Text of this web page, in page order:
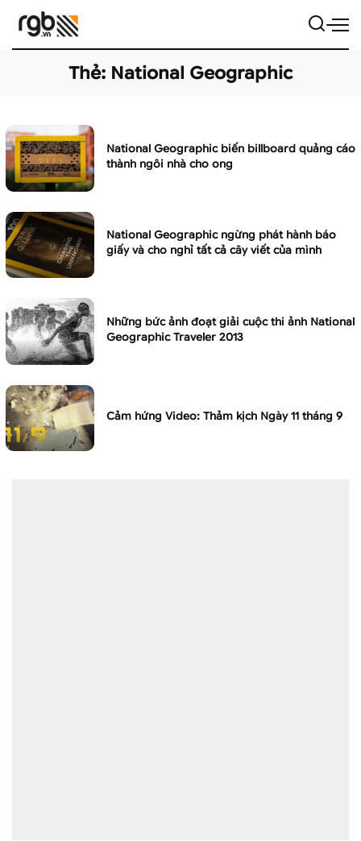
Thẻ: National Geographic
National Geographic biến billboard quảng cáo
thành ngôi nhà cho ong
National Geographic ngừng phát hành báo
giấy và cho nghỉ tất cả cây viết của mình
Những bức ảnh đoạt giải cuộc thi ảnh National
Geographic Traveler 2013
Cảm hứng Video: Thảm kịch Ngày 11 tháng 9